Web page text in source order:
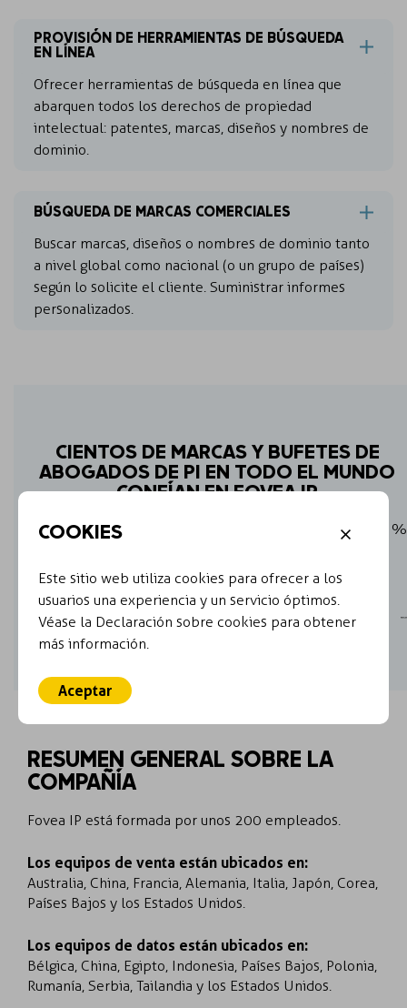
PROVISIÓN DE HERRAMIENTAS DE BÚSQUEDA
EN LÍNEA
Ofrecer herramientas de búsqueda en línea que
abarquen todos los derechos de propiedad
intelectual: patentes, marcas, diseños y nombres de
dominio.
BÚSQUEDA DE MARCAS COMERCIALES
Buscar marcas, diseños o nombres de dominio tanto
a nivel global como nacional (o un grupo de países)
según lo solicite el cliente. Suministrar informes
personalizados.
CIENTOS DE MARCAS Y BUFETES DE
ABOGADOS DE PI EN TODO EL MUNDO
CONFÍAN EN FOVEA IP
Fovea IP ofrece los precios más asequibles, hasta un 60 %
RESUMEN GENERAL SOBRE LA
COMPAÑÍA
Fovea IP está formada por unos 200 empleados.
Los equipos de venta están ubicados en:
Australia, China, Francia, Alemania, Italia, Japón, Corea,
Países Bajos y los Estados Unidos.
Los equipos de datos están ubicados en:
Bélgica, China, Egipto, Indonesia, Países Bajos, Polonia,
Rumanía, Serbia, Tailandia y los Estados Unidos.
COOKIES
Este sitio web utiliza cookies para ofrecer a los
usuarios una experiencia y un servicio óptimos.
Véase la Declaración sobre cookies para obtener
más información.
Aceptar